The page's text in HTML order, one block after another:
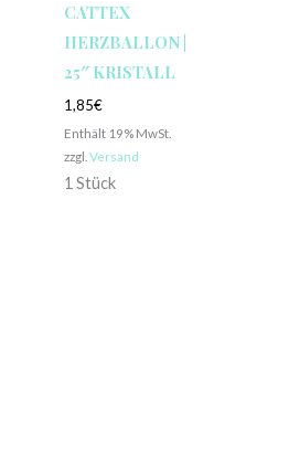
CATTEX
HERZBALLON |
25″ KRISTALL
1,85€
Enthält 19% MwSt.
zzgl. Versand
1 Stück